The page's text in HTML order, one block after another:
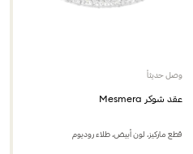
وصل حديثاً
عقد شوكر Mesmera
قطع ماركيز، لون أبيض، طلاء روديوم